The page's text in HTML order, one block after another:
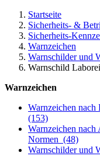
Startseite
Sicherheits- &
Sicherheits-
Warnzeichen
Warnschilder und
Warnschild
Warnzeichen
Warnzeichen
(153)
Warnzeichen
Normen (48)
Warnschilder und